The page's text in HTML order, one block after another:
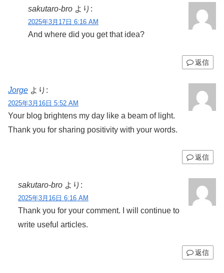
sakutaro-bro より:
2025年3月17日 6:16 AM
And where did you get that idea?
返信
Jorge より:
2025年3月16日 5:52 AM
Your blog brightens my day like a beam of light.
Thank you for sharing positivity with your words.
返信
sakutaro-bro より:
2025年3月16日 6:16 AM
Thank you for your comment. I will continue to
write useful articles.
返信